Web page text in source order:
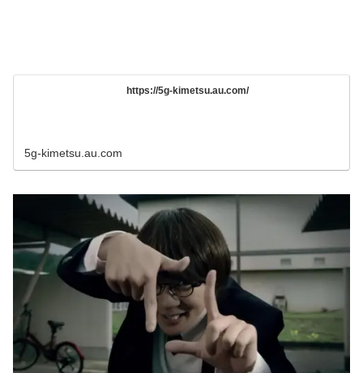
https://5g-kimetsu.au.com/
5g-kimetsu.au.com